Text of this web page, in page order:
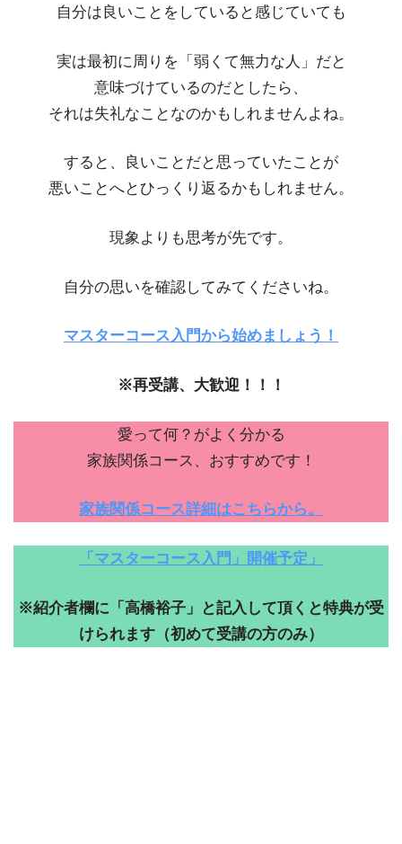
自分は良いことをしていると感じていても
実は最初に周りを「弱くて無力な人」だと
意味づけているのだとしたら、
それは失礼なことなのかもしれませんよね。
すると、良いことだと思っていたことが
悪いことへとひっくり返るかもしれません。
現象よりも思考が先です。
自分の思いを確認してみてくださいね。
マスターコース入門から始めましょう！
※再受講、大歓迎！！！
愛って何？がよく分かる
家族関係コース、おすすめです！
家族関係コース詳細はこちらから。
「マスターコース入門」開催予定」
※紹介者欄に「高橋裕子」と記入して頂くと特典が受
けられます（初めて受講の方のみ）